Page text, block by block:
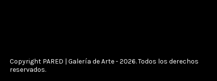
Copyright PARED | Galería de Arte - 2026. Todos los derechos
reservados.